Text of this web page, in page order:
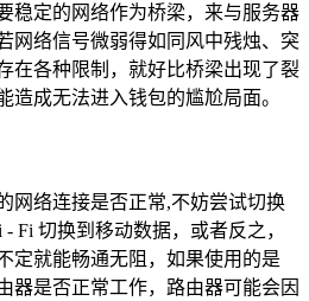
稳定的网络作为桥梁，来与服务器
网络信号微弱得如同风中残烛、突
在各种限制，就好比桥梁出现了裂
造成无法进入钱包的尴尬局面。
网络连接是否正常,不妨尝试切换
Fi 切换到移动数据，或者反之，
定就能畅通无阻，如果使用的是
器是否正常工作，路由器可能会因